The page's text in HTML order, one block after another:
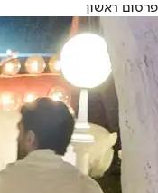
פרסום ראשון